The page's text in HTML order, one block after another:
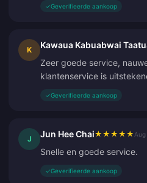
✓Geverifieerde aankoop
K Kawaua Kabuabwai
Zeer goede service,
klantenservice is
✓Geverifieerde aankoop
J Jun Hee Chai★ ★ ★ ★ ★
Snelle en goede service.
✓Geverifieerde aankoop